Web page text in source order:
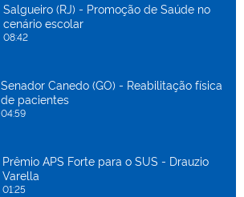
Salgueiro (RJ) - Promoção de Saúde no
cenário escolar
08:42
Senador Canedo (GO) - Reabilitação física
de pacientes
04:59
Prêmio APS Forte para o SUS - Drauzio
Varella
01:25